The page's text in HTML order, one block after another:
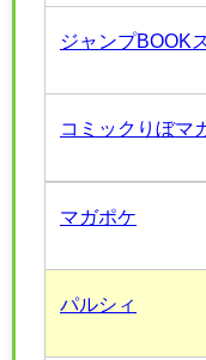
ジャンプBOOK
コミックりぼマ
マガポケ
パルシィ